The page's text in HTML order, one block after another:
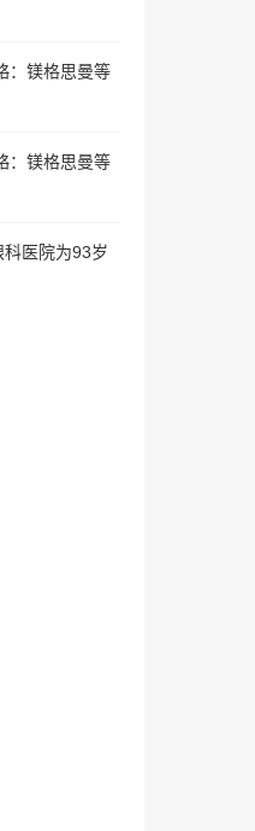
：镁格思曼等
：镁格思曼等
医院为93岁